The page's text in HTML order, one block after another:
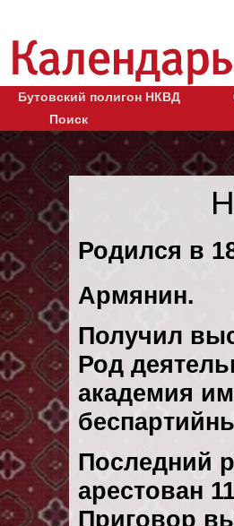
Бутовский полигон НКВД
Поиск
Родился в
Армянин.
Получил
Род
академия
Последний
арестован
Приговор